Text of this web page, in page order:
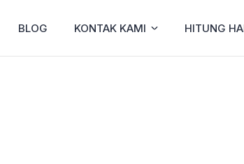
BLOG KONTAK KAMI HITUNG